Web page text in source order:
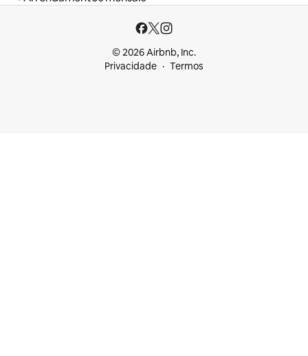
© 2026 Airbnb, Inc.
Privacidade
Termos